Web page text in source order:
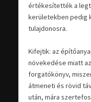
értékesítették a
kerületekben pedig
tulajdonosra.
Kifejtik: az
növekedése miatt
forgatókönyv,
átmeneti és rövid
után, mára